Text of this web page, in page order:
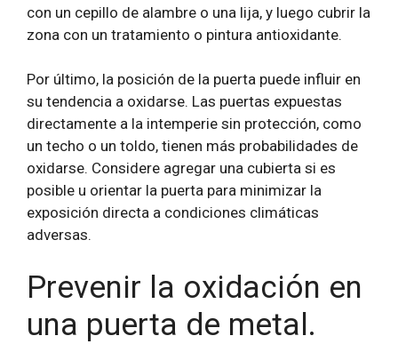
con un cepillo de alambre o una lija, y luego cubrir la
zona con un tratamiento o pintura antioxidante.
Por último, la posición de la puerta puede influir en
su tendencia a oxidarse. Las puertas expuestas
directamente a la intemperie sin protección, como
un techo o un toldo, tienen más probabilidades de
oxidarse. Considere agregar una cubierta si es
posible u orientar la puerta para minimizar la
exposición directa a condiciones climáticas
adversas.
Prevenir la oxidación en
una puerta de metal.